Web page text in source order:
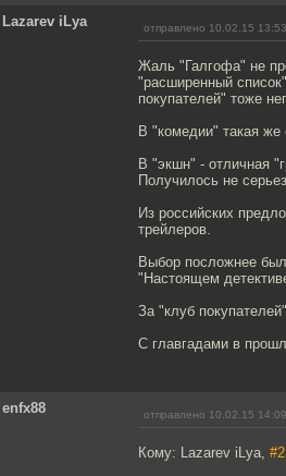
Lazarev iLya отправлено 10.02.15 13:53
Жаль "Галгофа" не
"расширенный
покупателей" тоже
В "комедии" такая
В "экшн" - отличная
Получилось не
Из российских
трейлеров.
Выбор посложнее
"Настоящем
За "клуб
С главгадами в
enfx88 отправлено 10.02.15 14:09
Кому: Lazarev iLya, #2